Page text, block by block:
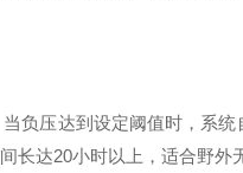
当负压达到设定阈值时，系
长达20小时以上，适合野外